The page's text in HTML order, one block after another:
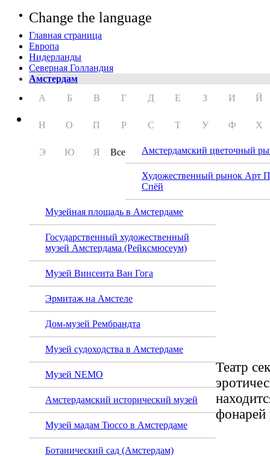
Change the language
Главная страница
Европа
Нидерланды
Северная Голландия
Амстердам
А
Б В Г Д Е З И Й
Н О П Р С Т У Ф Х
Э Ю Я Все Амстердамский цветочный
Художественный рынок Арт
Спёй
Музейная площадь в Амстердаме
Государственный художественный
музей Амстердама (Рейксмюсеум)
Музей Винсента Ван Гога
Эрмитаж на Амстеле
Дом-музей Рембрандта
Музей судоходства в Амстердаме
Музей NEMO
Амстердамский исторический музей
Музей мадам Тюссо в Амстердаме
Ботанический сад (Амстердам)
Театр
фонарей